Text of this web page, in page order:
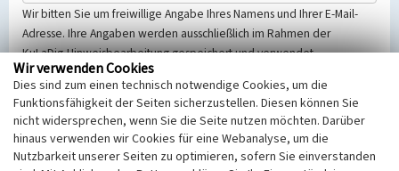
Wir bitten Sie um freiwillige Angabe Ihres Namens und Ihrer E-Mail-
Adresse. Ihre Angaben werden ausschließlich im Rahmen der
KuLaDig-Hinweisbearbeitung gespeichert und verwendet.
Selbstverständlich werden diese entsprechend der Vorschriften des
Telemediengesetzes, des Datenschutzgesetzes NRW und der seit
dem 25.05.2018 gültigen Europäischen Datenschutzgrundverordnung
(EU-DSGVO) vertraulich behandelt, beachten Sie bitte unsere
Hinweise zumDatenschutz
Wir verwenden Cookies
Dies sind zum einen technisch notwendige Cookies, um die
Funktionsfähigkeit der Seiten sicherzustellen. Diesen können Sie
nicht widersprechen, wenn Sie die Seite nutzen möchten. Darüber
hinaus verwenden wir Cookies für eine Webanalyse, um die
Nutzbarkeit unserer Seiten zu optimieren, sofern Sie einverstanden